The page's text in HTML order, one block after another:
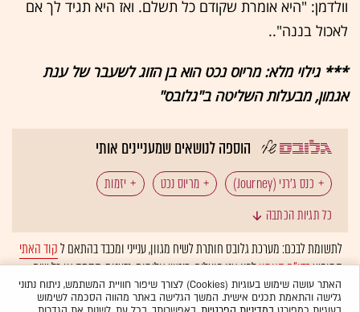
וולדמן: "היא אומרת שקודם כל תשלם. ואז היא תגיד לך אם
לאכול בננה"..
*** גילוי מלא: מריוס נכט הוא בן הזוג לשעבר של ענת
אגמון, מבעלות השליטה ב"גלובס"
הוספה לנושאים שמעניינים אותי
כנס ג'רני (Journey) מריוס נכט יזמות
כל תגיות הכתבה
לתשומת לבכם: מערכת גלובס חותרת לשיח מגוון, ענייני ומכבד בהתאם לקוד האתי
המופיעבדו"ח האמוןלפיו אנו פועלים. ביטויי אלימות, גזענות, הסתה או כל שיח
בלתי הולם אחר מסוננים בצורהאוטומטיתולא יפורסמו באתר.
האתר עושה שימוש בעוגיות (Cookies) לצורך שיפור חוויית המשתמש, ניתוח נתוני
גלישה והתאמת תכנים אישית. המשך הגלישה באתר מהווה הסכמה לשימוש